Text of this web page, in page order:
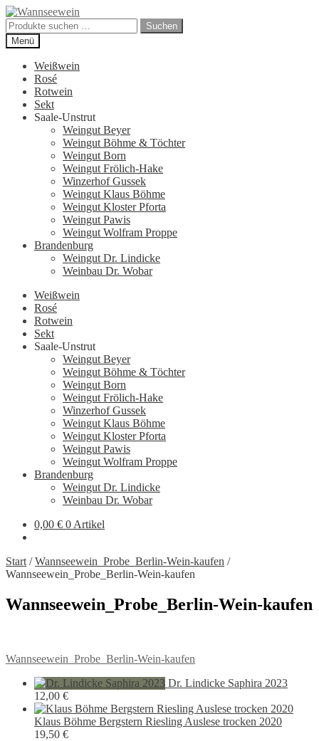
Zur
Navigation
springen
Zum
Inhalt
springen
Suchen
nach:
Suchen
Menü
Weißwein
Rosé
Rotwein
Sekt
Saale-Unstrut
Weingut Beyer
Weingut Böhme & Töchter
Weingut Born
Weingut Frölich-Hake
Winzerhof Gussek
Weingut Klaus Böhme
Weingut Kloster Pforta
Weingut Pawis
Weingut Wolfram Proppe
Brandenburg
Weingut Dr. Lindicke
Weinbau Dr. Wobar
Weißwein
Rosé
Rotwein
Sekt
Saale-Unstrut
Weingut Beyer
Weingut Böhme & Töchter
Weingut Born
Weingut Frölich-Hake
Winzerhof Gussek
Weingut Klaus Böhme
Weingut Kloster Pforta
Weingut Pawis
Weingut Wolfram Proppe
Brandenburg
Weingut Dr. Lindicke
Weinbau Dr. Wobar
0,00 € 0 Artikel
Start /Wannseewein_Probe_Berlin-Wein-kaufen /
Wannseewein_Probe_Berlin-Wein-kaufen
Wannseewein_Probe_Berlin-Wein-kaufen
Beitragsnavigation
Vorheriger
Wannseewein_Probe_Berlin-Wein-kaufen
Dr. Lindicke Saphira 2023
12,00 €
Klaus Böhme Bergstern Riesling Auslese trocken 2020
19,50 €